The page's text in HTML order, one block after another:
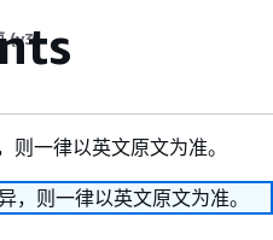
(v3)
一律以英文原文为准。
则一律以英文原文为准。